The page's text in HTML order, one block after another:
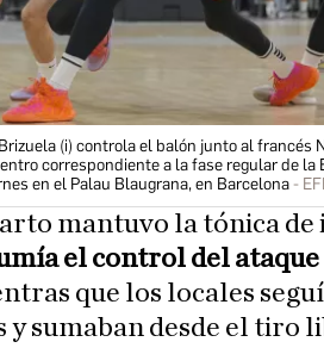
(i) controla el balón junto al francés
correspondiente a la fase regular de la
en el Palau Blaugrana, en Barcelona
mantuvo la tónica de
el control del
que los locales
sumaban desde el tiro